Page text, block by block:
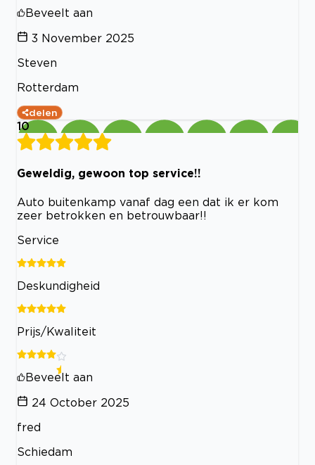
Beveelt aan
3 November 2025
Steven
Rotterdam
delen
10
Geweldig, gewoon top service!!
Auto buitenkamp vanaf dag een dat ik er kom
zeer betrokken en betrouwbaar!!
Service
Deskundigheid
Prijs/Kwaliteit
Beveelt aan
24 October 2025
fred
Schiedam